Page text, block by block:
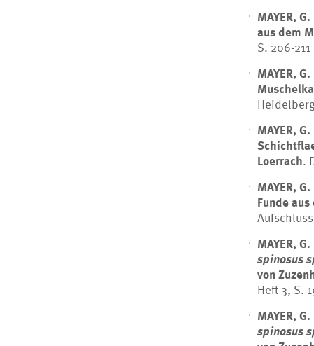
MAYER, G.
aus dem
S. 206-211
MAYER, G.
MAYER, G.
Loerrach.
MAYER, G.
Funde
MAYER, G.
spinosus
von
Heft 3, S.
MAYER, G.
spinosus